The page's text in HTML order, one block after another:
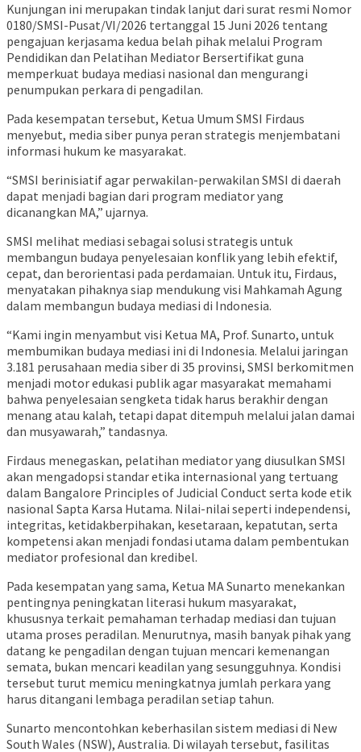
Kunjungan ini merupakan tindak lanjut dari surat resmi Nomor
0180/SMSI-Pusat/VI/2026 tertanggal 15 Juni 2026 tentang
pengajuan kerjasama kedua belah pihak melalui Program
Pendidikan dan Pelatihan Mediator Bersertifikat guna
memperkuat budaya mediasi nasional dan mengurangi
penumpukan perkara di pengadilan.
Pada kesempatan tersebut, Ketua Umum SMSI Firdaus
menyebut, media siber punya peran strategis menjembatani
informasi hukum ke masyarakat.
“SMSI berinisiatif agar perwakilan-perwakilan SMSI di daerah
dapat menjadi bagian dari program mediator yang
dicanangkan MA,” ujarnya.
SMSI melihat mediasi sebagai solusi strategis untuk
membangun budaya penyelesaian konflik yang lebih efektif,
cepat, dan berorientasi pada perdamaian. Untuk itu, Firdaus,
menyatakan pihaknya siap mendukung visi Mahkamah Agung
dalam membangun budaya mediasi di Indonesia.
“Kami ingin menyambut visi Ketua MA, Prof. Sunarto, untuk
membumikan budaya mediasi ini di Indonesia. Melalui jaringan
3.181 perusahaan media siber di 35 provinsi, SMSI berkomitmen
menjadi motor edukasi publik agar masyarakat memahami
bahwa penyelesaian sengketa tidak harus berakhir dengan
menang atau kalah, tetapi dapat ditempuh melalui jalan damai
dan musyawarah,” tandasnya.
Firdaus menegaskan, pelatihan mediator yang diusulkan SMSI
akan mengadopsi standar etika internasional yang tertuang
dalam Bangalore Principles of Judicial Conduct serta kode etik
nasional Sapta Karsa Hutama. Nilai-nilai seperti independensi,
integritas, ketidakberpihakan, kesetaraan, kepatutan, serta
kompetensi akan menjadi fondasi utama dalam pembentukan
mediator profesional dan kredibel.
Pada kesempatan yang sama, Ketua MA Sunarto menekankan
pentingnya peningkatan literasi hukum masyarakat,
khususnya terkait pemahaman terhadap mediasi dan tujuan
utama proses peradilan. Menurutnya, masih banyak pihak yang
datang ke pengadilan dengan tujuan mencari kemenangan
semata, bukan mencari keadilan yang sesungguhnya. Kondisi
tersebut turut memicu meningkatnya jumlah perkara yang
harus ditangani lembaga peradilan setiap tahun.
Sunarto mencontohkan keberhasilan sistem mediasi di New
South Wales (NSW), Australia. Di wilayah tersebut, fasilitas